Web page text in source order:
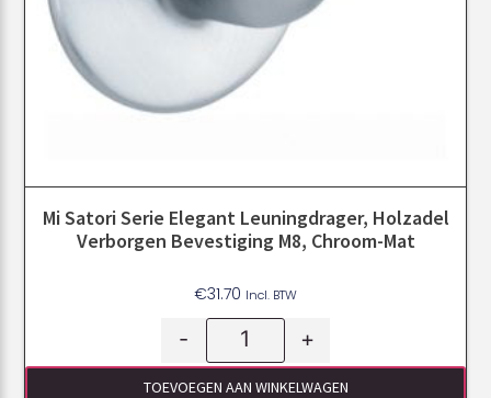
Mi Satori Serie Elegant Leuningdrager, Holzadel
Verborgen Bevestiging M8, Chroom-Mat
€31.70 Incl. BTW
- +
TOEVOEGEN AAN WINKELWAGEN